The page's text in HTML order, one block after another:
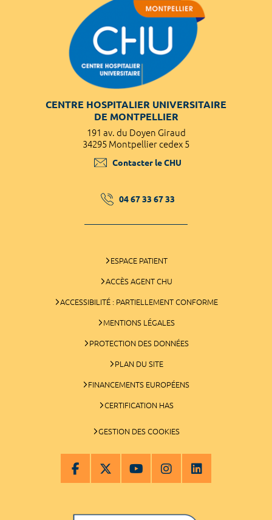
CENTRE HOSPITALIER UNIVERSITAIRE
DE MONTPELLIER
191 av. du Doyen Giraud
34295 Montpellier cedex 5
Contacter le CHU
04 67 33 67 33
ESPACE PATIENT
ACCÈS AGENT CHU
ACCESSIBILITÉ : PARTIELLEMENT CONFORME
MENTIONS LÉGALES
PROTECTION DES DONNÉES
PLAN DU SITE
FINANCEMENTS EUROPÉENS
CERTIFICATION HAS
GESTION DES COOKIES